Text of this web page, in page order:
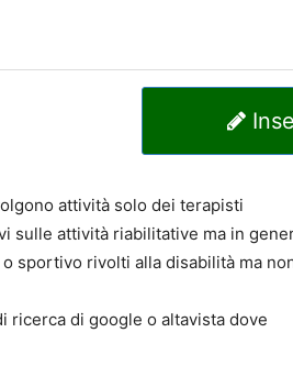
attività solo dei terapisti
sulle attività riabilitative ma in
sportivo rivolti alla disabilità ma
ricerca di google o altavista dove